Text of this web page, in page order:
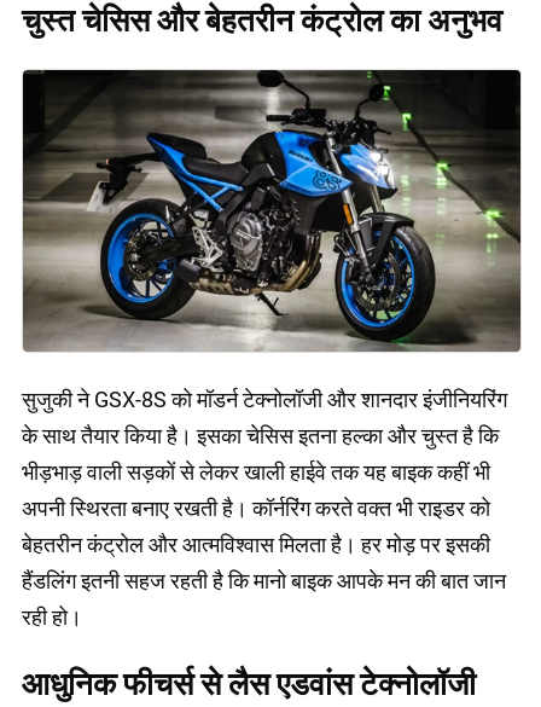
चुस्त चेसिस और बेहतरीन कंट्रोल का अनुभव
सुजुकी ने GSX-8S को मॉडर्न टेक्नोलॉजी और शानदार इंजीनियरिंग
के साथ तैयार किया है। इसका चेसिस इतना हल्का और चुस्त है कि
भीड़भाड़ वाली सड़कों से लेकर खाली हाईवे तक यह बाइक कहीं भी
अपनी स्थिरता बनाए रखती है। कॉर्नरिंग करते वक्त भी राइडर को
बेहतरीन कंट्रोल और आत्मविश्वास मिलता है। हर मोड़ पर इसकी
हैंडलिंग इतनी सहज रहती है कि मानो बाइक आपके मन की बात जान
रही हो।
आधुनिक फीचर्स से लैस एडवांस टेक्नोलॉजी